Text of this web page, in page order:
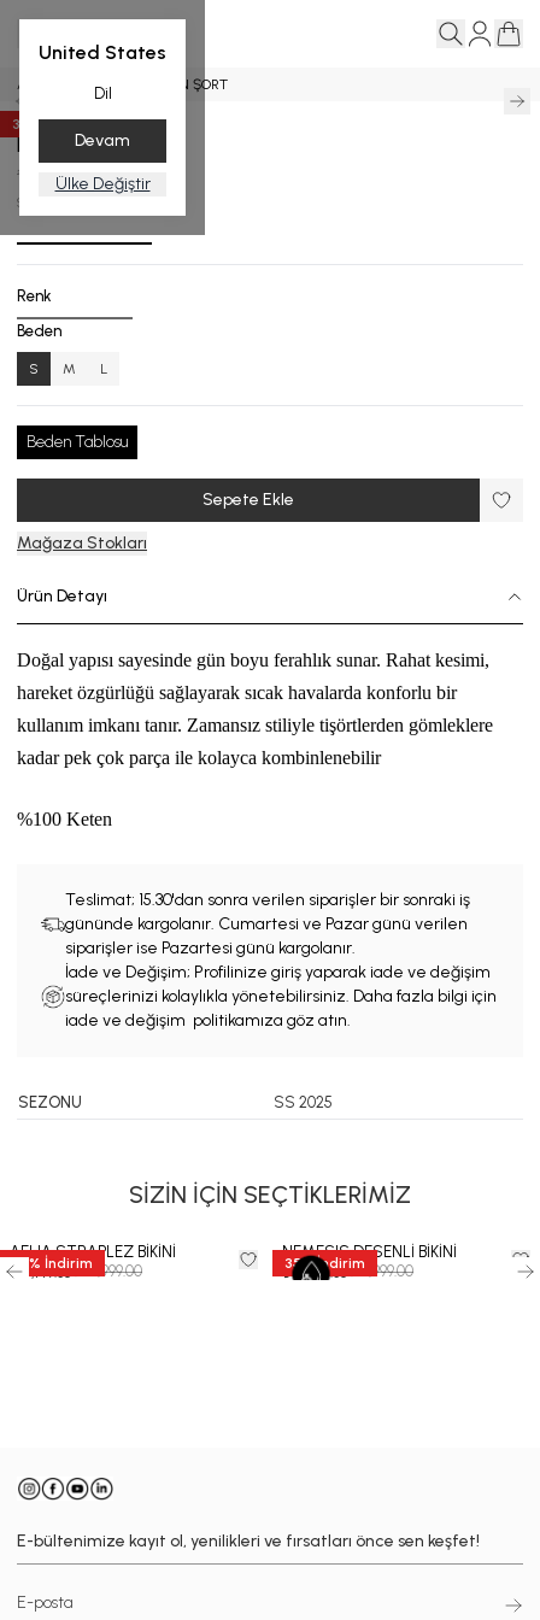
United States
Dil
Devam
Ülke Değiştir
Ana Sayfa Şort KETEN ŞORT
35 %İndirim
KETEN ŞORT
₺ 6,999.00₺ 4,549.35
S.8503-25_R138_S
Renk
Beden
S M L
Beden Tablosu
Sepete Ekle
Mağaza Stokları
Ürün Detayı
Doğal yapısı sayesinde gün boyu ferahlık sunar. Rahat kesimi,
hareket özgürlüğü sağlayarak sıcak havalarda konforlu bir
kullanım imkanı tanır. Zamansız stiliyle tişörtlerden gömleklere
kadar pek çok parça ile kolayca kombinlenebilir
%100 Keten
Teslimat; 15.30'dan sonra verilen siparişler bir sonraki iş
gününde kargolanır. Cumartesi ve Pazar günü verilen
siparişler ise Pazartesi günü kargolanır.
İade ve Değişim; Profilinize giriş yaparak iade ve değişim
süreçlerinizi kolaylıkla yönetebilirsiniz. Daha fazla bilgi için
iade ve değişim politikamıza göz atın.
SEZONU SS 2025
SİZİN İÇİN SEÇTİKLERİMİZ
35 % İndirim
AELIA STRAPLEZ BİKİNİ
₺ 7,149.35 ₺ 10,999.00 35%İndirim
NEMESIS DESENLİ BİKİNİ
₺ 7,799.35 ₺ 11,999.00
E-bültenimize kayıt ol, yenilikleri ve fırsatları önce sen keşfet!